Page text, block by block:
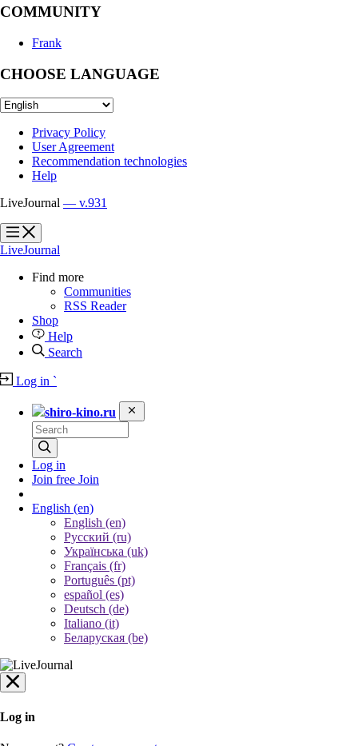
COMMUNITY
Frank
CHOOSE LANGUAGE
Privacy Policy
User Agreement
Recommendation technologies
Help
LiveJournal — v.931
?
?
LiveJournal
Find more
Communities
RSS Reader
Shop
Help
Search
Log in `
shiro-kino.ru
Log in
Join free Join
English (en)
English (en)
Русский (ru)
Українська (uk)
Français (fr)
Português (pt)
español (es)
Deutsch (de)
Italiano (it)
Беларуская (be)
Log in